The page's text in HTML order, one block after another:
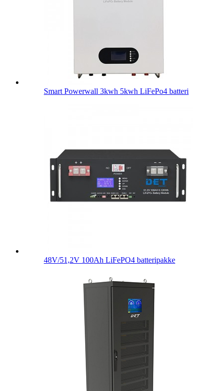
Smart Powerwall 3kwh 5kwh LiFePo4 batteri
48V/51,2V 100Ah LiFePO4 batteripakke